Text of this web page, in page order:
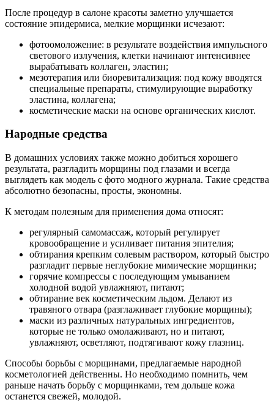
После процедур в салоне красоты заметно улучшается
состояние эпидермиса, мелкие морщинки исчезают:
фотоомоложение: в результате воздействия импульсного
светового излучения, клетки начинают интенсивнее
вырабатывать коллаген, эластин;
мезотерапия или биоревитализация: под кожу вводятся
специальные препараты, стимулирующие выработку
эластина, коллагена;
косметические маски на основе органических кислот.
Народные средства
В домашних условиях также можно добиться хорошего
результата, разгладить морщины под глазами и всегда
выглядеть как модель с фото модного журнала. Такие средства
абсолютно безопасны, просты, экономны.
К методам полезным для применения дома относят:
регулярный самомассаж, который регулирует
кровообращение и усиливает питания эпителия;
обтирания крепким солевым раствором, который быстро
разгладит первые неглубокие мимические морщинки;
горячие компрессы с последующим умыванием
холодной водой увлажняют, питают;
обтирание век косметическим льдом. Делают из
травяного отвара (разглаживает глубокие морщины);
маски из различных натуральных ингредиентов,
которые не только омолаживают, но и питают,
увлажняют, осветляют, подтягивают кожу глазниц.
Способы борьбы с морщинами, предлагаемые народной
косметологией действенны. Но необходимо помнить, чем
раньше начать борьбу с морщинками, тем дольше кожа
останется свежей, молодой.